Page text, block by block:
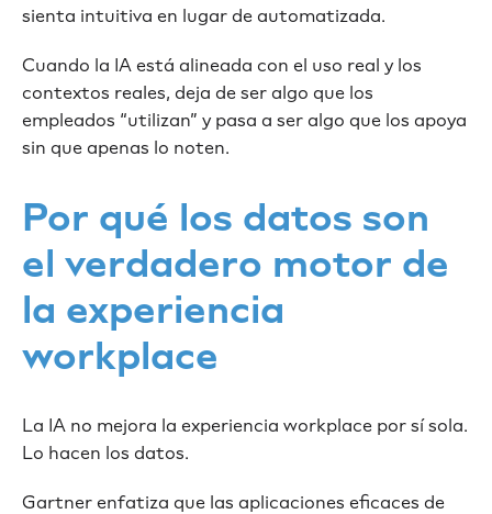
sienta intuitiva en lugar de automatizada.
Cuando la IA está alineada con el uso real y los
contextos reales, deja de ser algo que los
empleados “utilizan” y pasa a ser algo que los apoya
sin que apenas lo noten.
Por qué los datos son
el verdadero motor de
la experiencia
workplace
La IA no mejora la experiencia workplace por sí sola.
Lo hacen los datos.
Gartner enfatiza que las aplicaciones eficaces de